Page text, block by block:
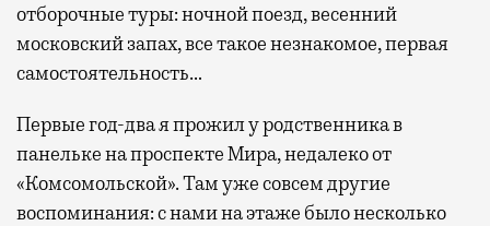
отборочные туры: ночной поезд, весенний
московский запах, все такое незнакомое, первая
самостоятельность…
Первые год-два я прожил у родственника в
панельке на проспекте Мира, недалеко от
«Комсомольской». Там уже совсем другие
воспоминания: с нами на этаже было несколько